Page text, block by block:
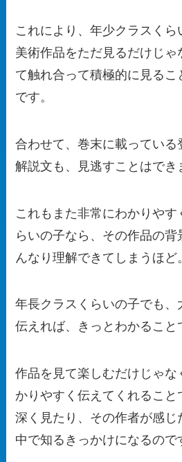
これにより、年少クラスくら
美術作品をただ見るだけじゃ
て触れ合って積極的に見る
です。
合わせて、巻末に載ってい
解説文も、見逃すことはでき
これもまた非常にわかりやす
らいの子なら、その作品の
んなり理解できてしまうほど
年長クラスくらいの子でも、
伝えれば、きっとわかること
作品を見て楽しむだけじゃな
かりやすく伝えてくれること
深く見たり、その作者が感
中で知るきっかけになるので